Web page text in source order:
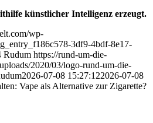
künstlicher Intelligenz erzeugt.
wp-
3df9-4bdf-8e17-
Rudum https://rund-um-die-
2020/03/logo-rund-um-die-
2026-07-08 15:27:122026-07-08
Vape als Alternative zur Zigarette?